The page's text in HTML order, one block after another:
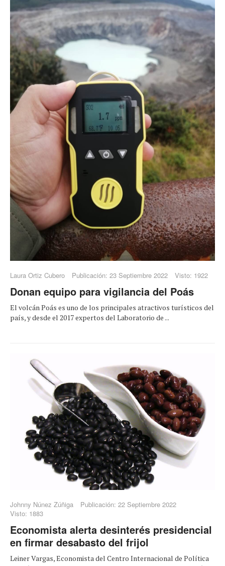
Laura Ortiz Cubero Publicación: 23 Septiembre 2022 Visto: 1922
Donan equipo para vigilancia del Poás
El volcán Poás es uno de los principales atractivos turísticos del
país, y desde el 2017 expertos del Laboratorio de ...
Johnny Núnez Zúñiga
Publicación: 22 Septiembre 2022
Visto: 1883
Economista alerta desinterés presidencial
en firmar desabasto del frijol
Leiner Vargas, Economista del Centro Internacional de Política